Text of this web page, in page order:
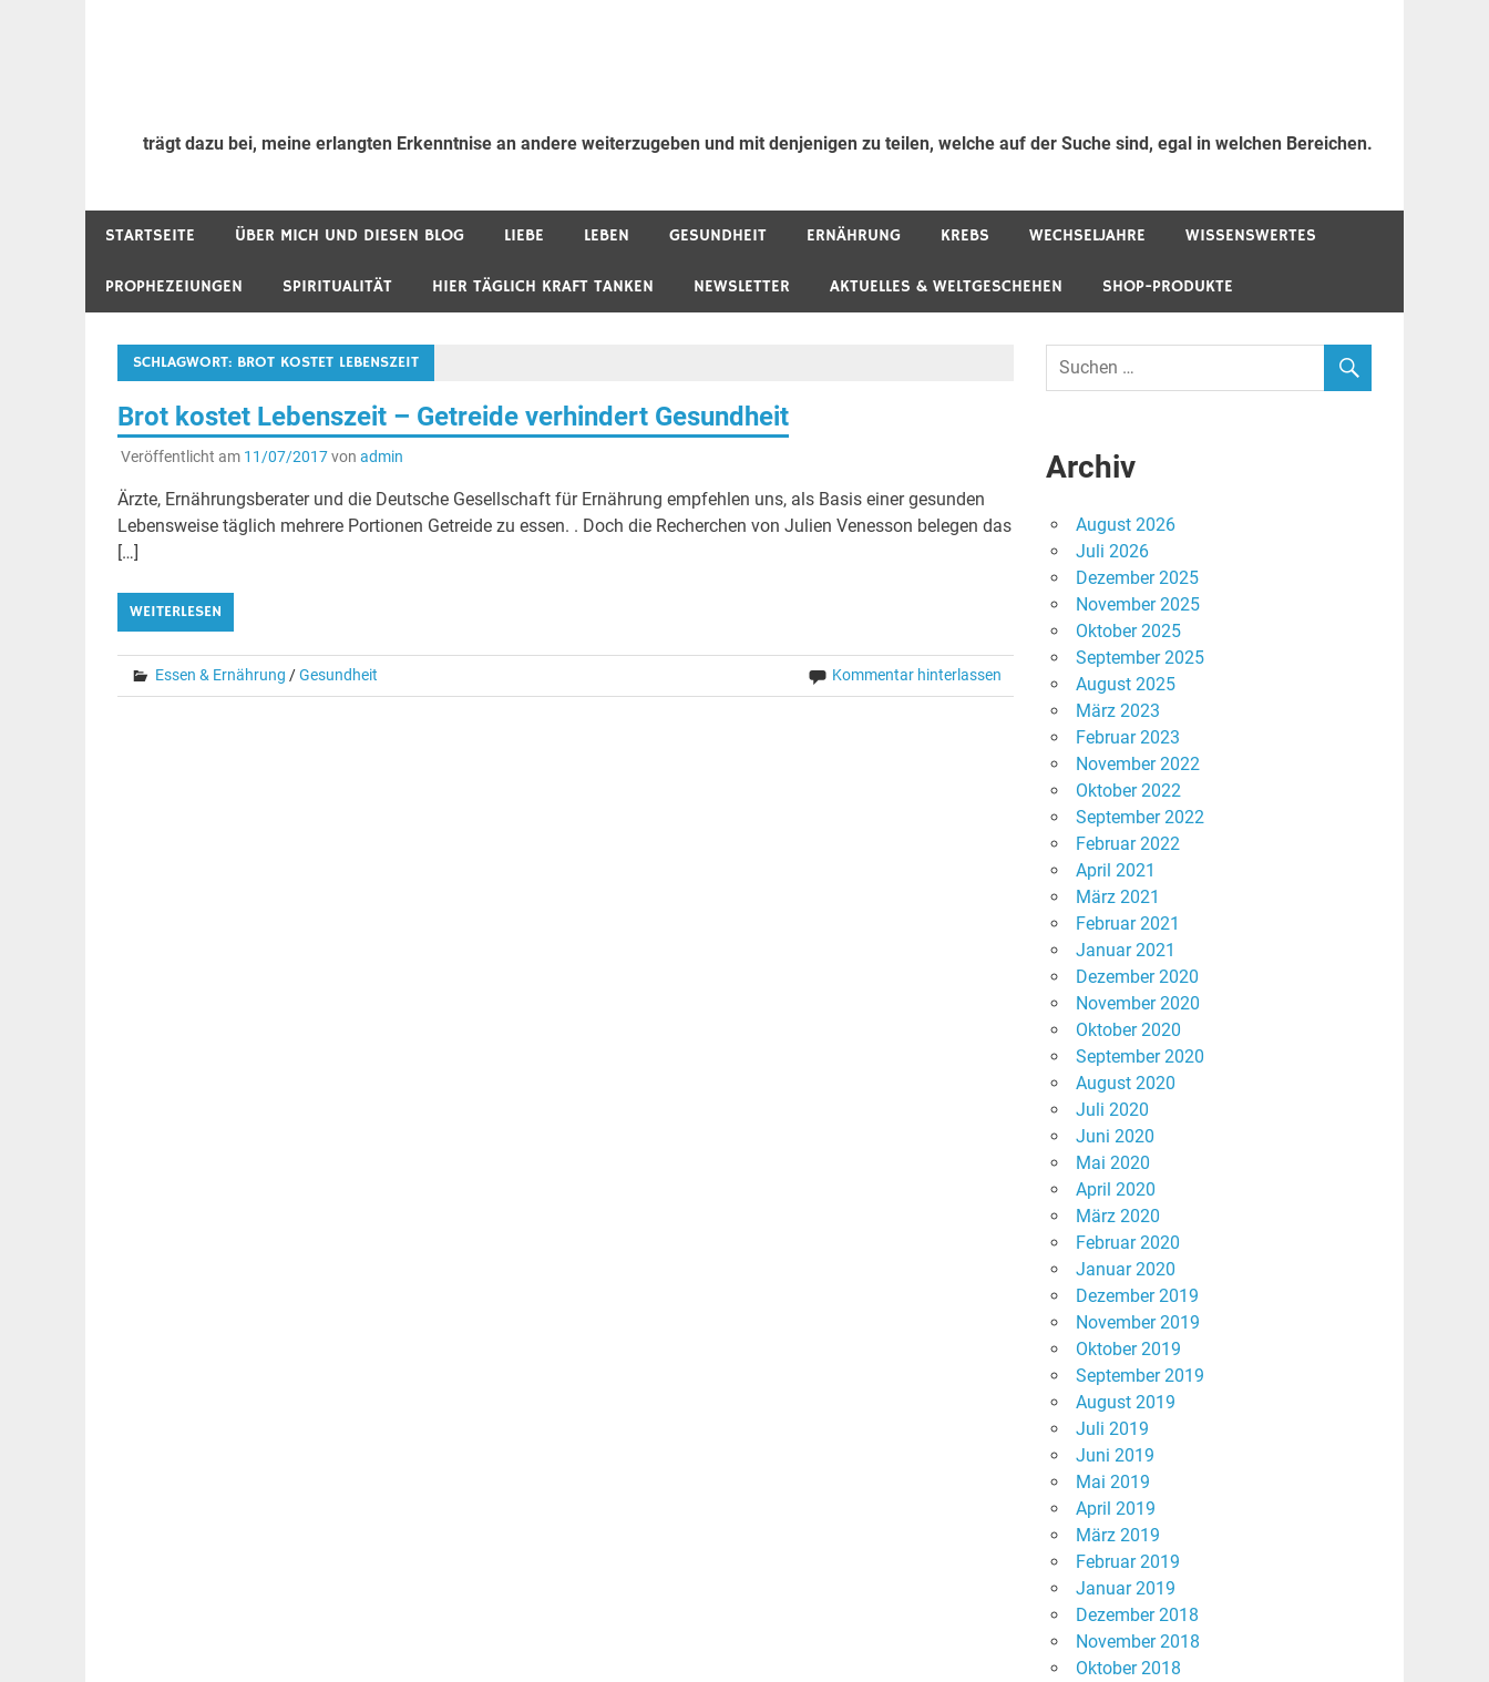
trägt dazu bei, meine erlangten Erkenntnise an andere weiterzugeben und mit denjenigen zu teilen, welche auf der Suche sind, egal in welchen Bereichen.
STARTSEITE ÜBER MICH UND DIESEN BLOG LIEBE LEBEN GESUNDHEIT ERNÄHRUNG KREBS WECHSELJAHRE WISSENSWERTES
PROPHEZEIUNGEN SPIRITUALITÄT HIER TÄGLICH KRAFT TANKEN NEWSLETTER AKTUELLES & WELTGESCHEHEN SHOP-PRODUKTE
SCHLAGWORT: BROT KOSTET LEBENSZEIT
Brot kostet Lebenszeit – Getreide verhindert Gesundheit
Veröffentlicht am 11/07/2017von admin
Ärzte, Ernährungsberater und die Deutsche Gesellschaft für Ernährung empfehlen uns, als Basis einer gesunden
Lebensweise täglich mehrere Portionen Getreide zu essen. . Doch die Recherchen von Julien Venesson belegen das
[…]
WEITERLESEN
Essen & Ernährung /Gesundheit Kommentar hinterlassen
Archiv
August 2026
Juli 2026
Dezember 2025
November 2025
Oktober 2025
September 2025
August 2025
März 2023
Februar 2023
November 2022
Oktober 2022
September 2022
Februar 2022
April 2021
März 2021
Februar 2021
Januar 2021
Dezember 2020
November 2020
Oktober 2020
September 2020
August 2020
Juli 2020
Juni 2020
Mai 2020
April 2020
März 2020
Februar 2020
Januar 2020
Dezember 2019
November 2019
Oktober 2019
September 2019
August 2019
Juli 2019
Juni 2019
Mai 2019
April 2019
März 2019
Februar 2019
Januar 2019
Dezember 2018
November 2018
Oktober 2018